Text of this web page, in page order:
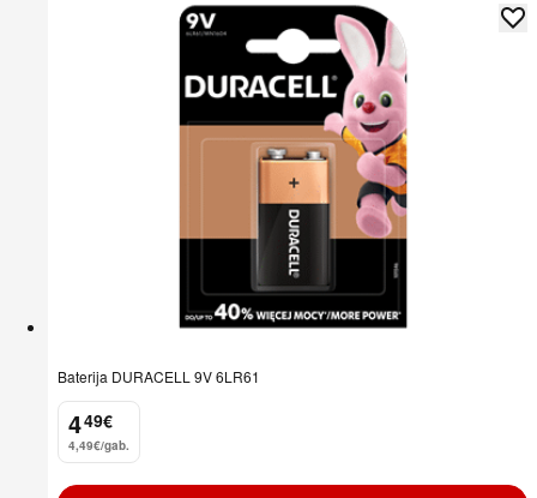
Baterija DURACELL 9V 6LR61
4
. 49€
4,49€/gab.